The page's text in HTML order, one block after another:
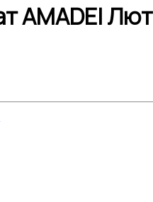
AMADEI